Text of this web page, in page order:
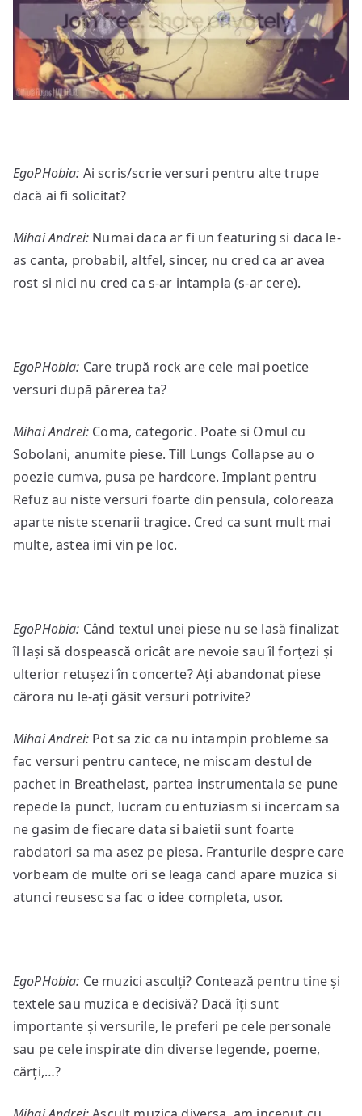
EgoPHobia: Ai scris/scrie versuri pentru alte trupe
dacă ai fi solicitat?
Mihai Andrei: Numai daca ar fi un featuring si daca le-
as canta, probabil, altfel, sincer, nu cred ca ar avea
rost si nici nu cred ca s-ar intampla (s-ar cere).
EgoPHobia: Care trupă rock are cele mai poetice
versuri după părerea ta?
Mihai Andrei: Coma, categoric. Poate si Omul cu
Sobolani, anumite piese. Till Lungs Collapse au o
poezie cumva, pusa pe hardcore. Implant pentru
Refuz au niste versuri foarte din pensula, coloreaza
aparte niste scenarii tragice. Cred ca sunt mult mai
multe, astea imi vin pe loc.
EgoPHobia: Când textul unei piese nu se lasă finalizat
îl lași să dospească oricât are nevoie sau îl forțezi și
ulterior retușezi în concerte? Ați abandonat piese
cărora nu le-ați găsit versuri potrivite?
Mihai Andrei: Pot sa zic ca nu intampin probleme sa
fac versuri pentru cantece, ne miscam destul de
pachet in Breathelast, partea instrumentala se pune
repede la punct, lucram cu entuziasm si incercam sa
ne gasim de fiecare data si baietii sunt foarte
rabdatori sa ma asez pe piesa. Franturile despre care
vorbeam de multe ori se leaga cand apare muzica si
atunci reusesc sa fac o idee completa, usor.
EgoPHobia: Ce muzici asculți? Contează pentru tine și
textele sau muzica e decisivă? Dacă îți sunt
importante și versurile, le preferi pe cele personale
sau pe cele inspirate din diverse legende, poeme,
cărți,…?